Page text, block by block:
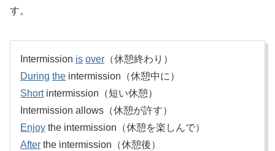
す。
Intermission is over （休憩終わり）
During the intermission（休憩中に）
Shortintermission（短い休憩）
Intermission allows（休憩が許す）
Enjoy the intermission（休憩を楽しんで）
After the intermission（休憩後）